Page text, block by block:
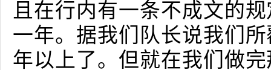
且在行内有一条不成文的
一年。据我们队长说我们
年以上了。但就在我们做